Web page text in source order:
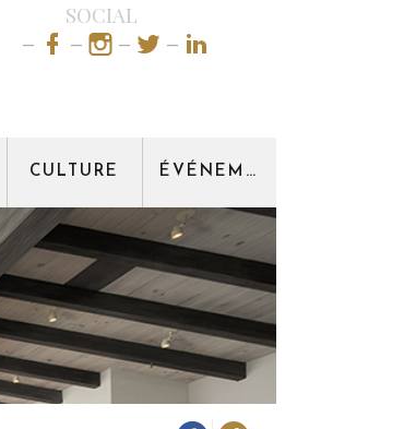
SOCIAL
CULTURE ÉVÉNEMENT